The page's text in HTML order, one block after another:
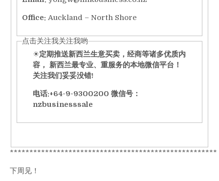
Office: Auckland – North Shore
点击关注我关注我哟
☀定期推送新西兰生意买卖，经商等诸多优质内
容， 新西兰最专业、重服务的本地微信平台！
关注我们妥妥没错!
电话:+64-9-9300200 微信号：
nzbusinesssale
下周见！